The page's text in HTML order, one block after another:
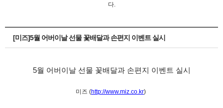
다.
[미즈]5월 어버이날 선물 꽃배달과 손편지 이벤트 실시
5월 어버이날 선물 꽃배달과 손편지 이벤트 실시
미즈 (http://www.miz.co.kr)